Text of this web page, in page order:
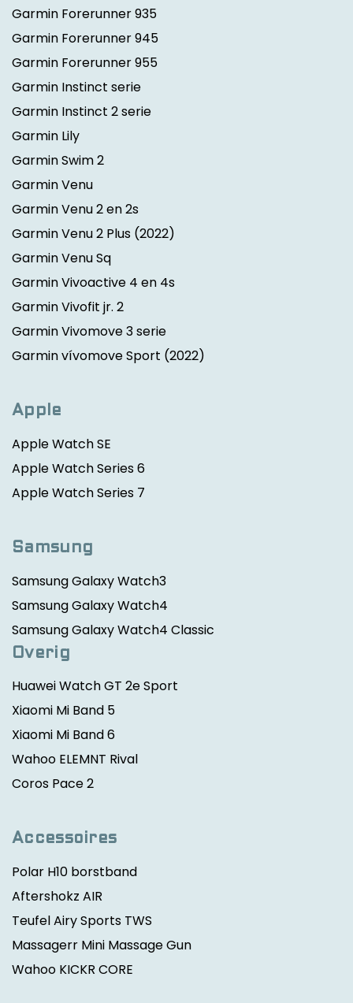
Garmin Forerunner 935
Garmin Forerunner 945
Garmin Forerunner 955
Garmin Instinct serie
Garmin Instinct 2 serie
Garmin Lily
Garmin Swim 2
Garmin Venu
Garmin Venu 2 en 2s
Garmin Venu 2 Plus (2022)
Garmin Venu Sq
Garmin Vivoactive 4 en 4s
Garmin Vivofit jr. 2
Garmin Vivomove 3 serie
Garmin vívomove Sport (2022)
Apple
Apple Watch SE
Apple Watch Series 6
Apple Watch Series 7
Samsung
Samsung Galaxy Watch3
Samsung Galaxy Watch4
Samsung Galaxy Watch4 Classic
Overig
Huawei Watch GT 2e Sport
Xiaomi Mi Band 5
Xiaomi Mi Band 6
Wahoo ELEMNT Rival
Coros Pace 2
Accessoires
Polar H10 borstband
Aftershokz AIR
Teufel Airy Sports TWS
Massagerr Mini Massage Gun
Wahoo KICKR CORE